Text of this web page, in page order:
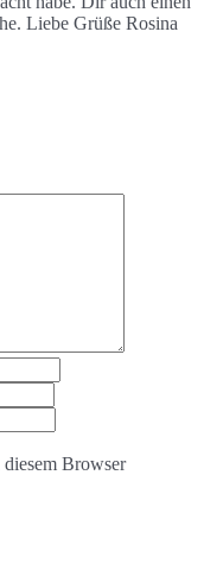
Liebe Grüße Rosina
Browser